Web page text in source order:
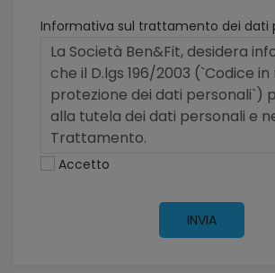
Informativa sul trattamento dei dati
Accetto
INVIA